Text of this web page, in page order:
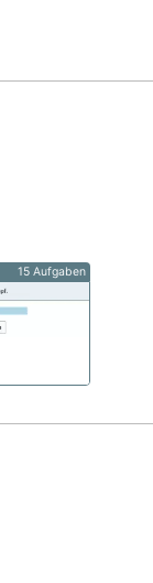
15 Aufgaben